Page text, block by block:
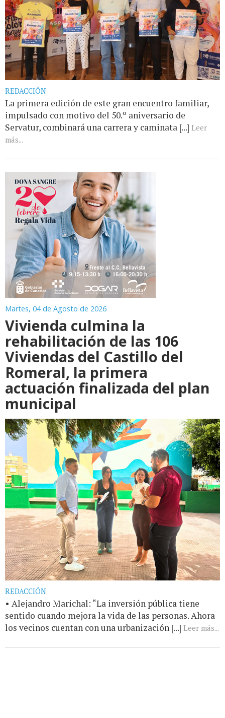
REDACCIÓN
La primera edición de este gran encuentro familiar,
impulsado con motivo del 50.º aniversario de
Servatur, combinará una carrera y caminata [...] Leer
más...
Martes, 04 de Agosto de 2026
Vivienda culmina la
rehabilitación de las 106
Viviendas del Castillo del
Romeral, la primera
actuación finalizada del plan
municipal
REDACCIÓN
• Alejandro Marichal: “La inversión pública tiene
sentido cuando mejora la vida de las personas. Ahora
los vecinos cuentan con una urbanización [...] Leer más...